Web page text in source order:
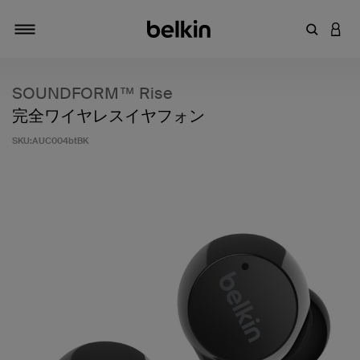
キーワアカ
SOUNDFORM™ Rise
完全ワイヤレスイヤフォン
SKU:AUC004btBK